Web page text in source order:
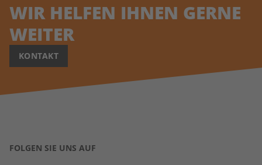
WIR HELFEN IHNEN GERNE
WEITER
KONTAKT
FOLGEN SIE UNS AUF